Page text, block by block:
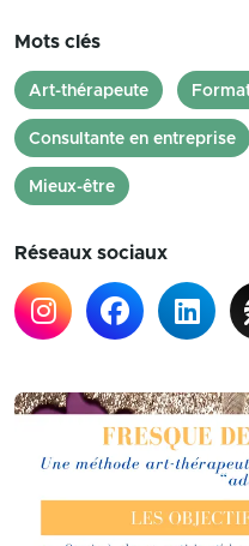
Mots clés
Art-thérapeute
Consultante en entreprise
Mieux-être
Réseaux sociaux